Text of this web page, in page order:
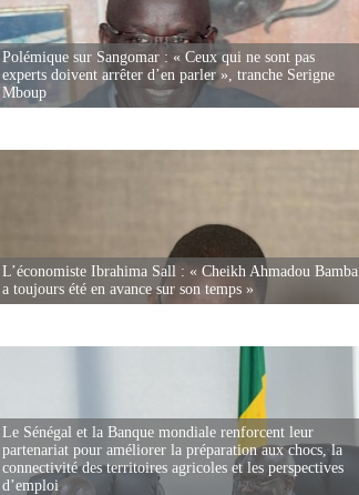
Polémique sur Sangomar : « Ceux qui ne sont pas
experts doivent arrêter d’en parler », tranche Serigne
Mboup
L’économiste Ibrahima Sall : « Cheikh Ahmadou Bamba
a toujours été en avance sur son temps »
Le Sénégal et la Banque mondiale renforcent leur
partenariat pour améliorer la préparation aux chocs, la
connectivité des territoires agricoles et les perspectives
d’emploi